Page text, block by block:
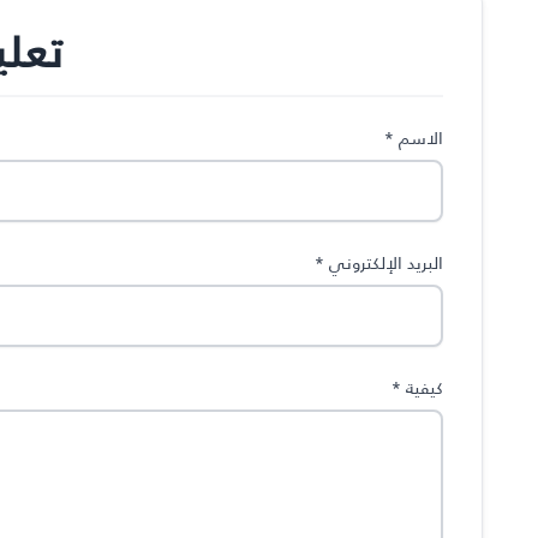
الاسم *
البريد الإلكتروني *
كيفية *